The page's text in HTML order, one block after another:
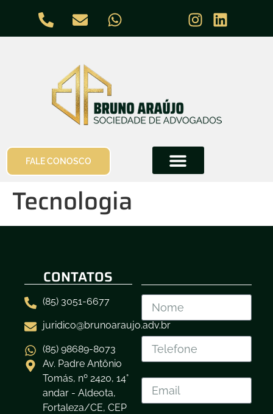
FALE CONOSCO
Tecnologia
CONTATOS
(85) 3051-6677
juridico@brunoaraujo.adv.br
(85) 98689-8073
Av. Padre Antônio
Tomás, nº 2420, 14°
andar - Aldeota,
Fortaleza/CE, CEP